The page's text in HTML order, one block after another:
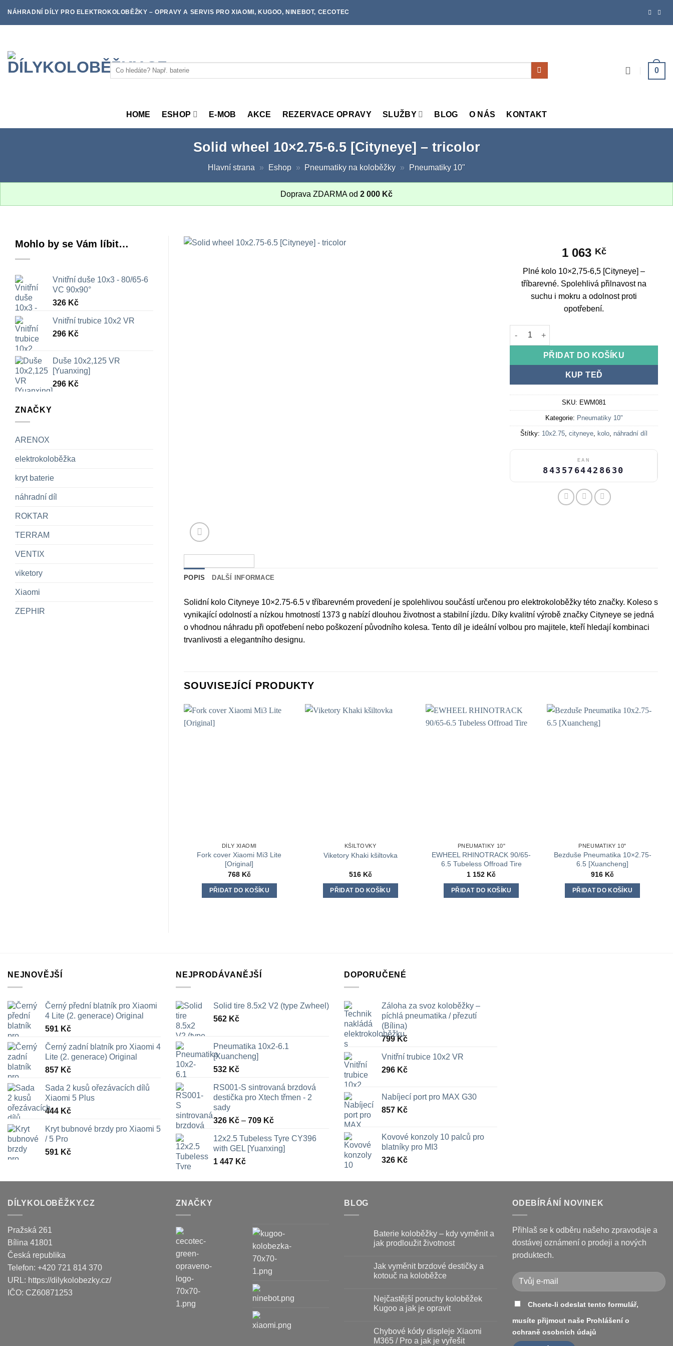
NÁHRADNÍ DÍLY PRO ELEKTROKOLOBĚŽKY – OPRAVY A SERVIS PRO XIAOMI, KUGOO, NINEBOT, CECOTEC
Hledat: 0
HOME ESHOP E-MOB AKCE REZERVACE OPRAVY SLUŽBY BLOG O NÁS KONTAKT
Solid wheel 10×2.75-6.5 [Cityneye] – tricolor
Hlavní strana » Eshop » Pneumatiky na koloběžky » Pneumatiky 10"
Doprava ZDARMA od 2 000 Kč
Mohlo by se Vám líbit…
Vnitřní duše 10x3 - 80/65-6
VC 90x90°
326 Kč
Vnitřní trubice 10x2 VR
296 Kč
Duše 10x2,125 VR
[Yuanxing]
296 Kč
ZNAČKY
ARENOX
elektrokoloběžka
kryt baterie
náhradní díl
ROKTAR
TERRAM
VENTIX
viketory
Xiaomi
ZEPHIR
1 063 Kč
Plné kolo 10×2,75-6,5 [Cityneye] –
tříbarevné. Spolehlivá přilnavost na
suchu i mokru a odolnost proti
opotřebení.
Solid wheel 10x2.75-6.5 [Cityneye] - tricolor
PŘIDAT DO KOŠÍKU
KUP TEĎ
SKU: EWM081
Kategorie: Pneumatiky 10"
Štítky: 10x2.75,cityneye, kolo, náhradní díl
EAN
8435764428630
POPIS DALŠÍ INFORMACE
Solidní kolo Cityneye 10×2.75-6.5 v tříbarevném provedení je spolehlivou součástí určenou pro elektrokoloběžky této značky. Koleso s
vynikající odolností a nízkou hmotností 1373 g nabízí dlouhou životnost a stabilní jízdu. Díky kvalitní výrobě značky Cityneye se jedná
o vhodnou náhradu při opotřebení nebo poškození původního kolesa. Tento díl je ideální volbou pro majitele, kteří hledají kombinaci
trvanlivosti a elegantního designu.
SOUVISEJÍCÍ PRODUKTY
DÍLY XIAOMI
Fork cover Xiaomi Mi3 Lite
[Original]
768 Kč
PŘIDAT DO KOŠÍKU
KŠILTOVKY
Viketory Khaki kšiltovka
516 Kč
PŘIDAT DO KOŠÍKU
PNEUMATIKY 10"
EWHEEL RHINOTRACK 90/65-
6.5 Tubeless Offroad Tire
1 152 Kč
PŘIDAT DO KOŠÍKU
PNEUMATIKY 10"
Bezduše Pneumatika 10×2.75-
6.5 [Xuancheng]
916 Kč
PŘIDAT DO KOŠÍKU
NEJNOVĚJŠÍ
Černý přední blatník pro Xiaomi
4 Lite (2. generace) Original
591 Kč
Černý zadní blatník pro Xiaomi 4
Lite (2. generace) Original
857 Kč
Sada 2 kusů ořezávacích dílů
Xiaomi 5 Plus
444 Kč
Kryt bubnové brzdy pro Xiaomi 5
/ 5 Pro
591 Kč
NEJPRODÁVANĚJŠÍ
Solid tire 8.5x2 V2 (type Zwheel)
562 Kč
Pneumatika 10x2-6.1
[Xuancheng]
532 Kč
RS001-S sintrovaná brzdová
destička pro Xtech třmen - 2
sady
326 Kč – 709 KčRozpětí
326 Kč
až
12x2.5 Tubeless Tyre CY396
with GEL [Yuanxing]
1 447 Kč
DOPORUČENÉ
Záloha za svoz koloběžky –
píchlá pneumatika / přezutí
(Bílina)
799Kč
Vnitřní trubice 10x2 VR
296 Kč
Nabíjecí port pro MAX G30
857 Kč
Kovové konzoly 10 palců pro
blatníky pro MI3
326 Kč
DÍLYKOLOBĚŽKY.CZ
Pražská 261
Bílina 41801
Česká republika
Telefon: +420 721 814 370
URL: https://dilykolobezky.cz/
IČO: CZ60871253
ZNAČKY BLOG
Baterie koloběžky – kdy vyměnit a
jak prodloužit životnost
textu
s
koloběžky
–
kdy
jak
prodloužit
životnost
Jak vyměnit brzdové destičky a
kotouč na koloběžce
u
textu
s
vyměnit
brzdové
destičky
Nejčastější poruchy koloběžek
Kugoo a jak je opravit
u
textu
s
Chybové kódy displeje Xiaomi
M365 / Pro a jak je vyřešit
ODEBÍRÁNÍ NOVINEK
Přihlaš se k odběru našeho zpravodaje a
dostávej oznámení o prodeji a nových
produktech.
Chcete-li odeslat tento formulář,
musíte přijmout naše Prohlášení o
ochraně osobních údajů